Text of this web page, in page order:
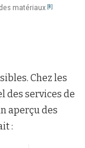
matériaux [8]
Chez les
des services de
aperçu des
: